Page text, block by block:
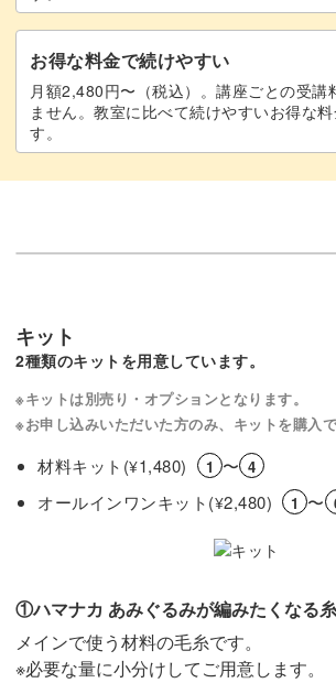
ることで素敵なアクセントに。
とれないようにしっかりと縫いつける
す。
履かせるのはもちろん、置いておくだけ
リアになりますよ◎
かぎ針編みの基礎を学びながら、かわい
シューズを作ってみませんか？
お得な料金で続けやすい
月額2,480円〜（税込）。講座ごとの受講
ません。教室に比べて続けやすいお得な
す。
キット
2種類のキットを用意しています。
※キットは別売り・オプションとなります。
※お申し込みいただいた方のみ、キットを購入で
材料キット(¥1,480) 1 〜 4
オールインワンキット(¥2,480) 1 〜
①ハマナカ あみぐるみが編みたくなる
メインで使う材料の毛糸です。
※必要な量に小分けしてご用意します。